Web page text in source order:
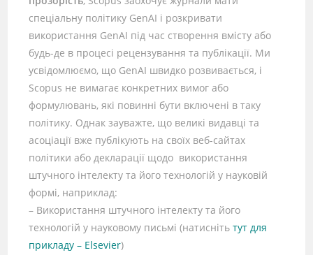
спеціальну політику GenAI і розкривати
використання GenAI під час створення вмісту або
будь-де в процесі рецензування та публікації. Ми
усвідомлюємо, що GenAI швидко розвивається, і
Scopus не вимагає конкретних вимог або
формулювань, які повинні бути включені в таку
політику. Однак зауважте, що великі видавці та
асоціації вже публікують на своїх веб-сайтах
політики або декларації щодо використання
штучного інтелекту та його технологій у науковій
формі, наприклад:
– Використання штучного інтелекту та його
технологій у науковому письмі (натиснітьтут для
прикладу – Elsevier)